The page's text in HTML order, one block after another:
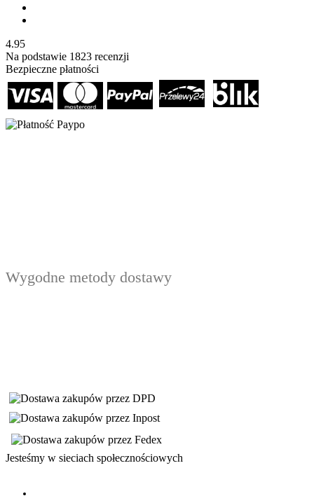
4.95
Na podstawie 1823 recenzji
Bezpieczne płatności
Wygodne metody dostawy
Jesteśmy w sieciach społecznościowych